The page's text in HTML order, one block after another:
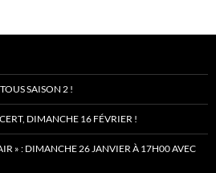
SAISON 2 !
DIMANCHE 16 FÉVRIER !
» : DIMANCHE 26 JANVIER À 17H00 AVEC